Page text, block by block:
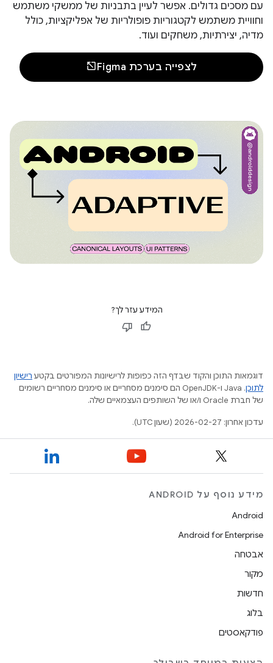
עם מסכים גדולים. אפשר לעיין בתבניות של ממשקי משתמש
וחוויית משתמש לקטגוריות פופולריות של אפליקציות, כולל
מדיה, יצירתיות, משחקים ועוד.
לצפייה בערכת Figma
המידע עזר לך?
דוגמאות התוכן והקוד שבדף הזה כפופות לרישיונות המפורטים בקטע רישיון
לתוכן
.‏ Java ו-OpenJDK הם סימנים מסחריים או סימנים מסחריים רשומים
של חברת Oracle ו/או של השותפים העצמאיים שלה.
עדכון אחרון: 2026-02-27 (שעון UTC).
מידע נוסף על ANDROID
Android
Android for Enterprise
אבטחה
מקור
חדשות
בלוג
פודקאסטים